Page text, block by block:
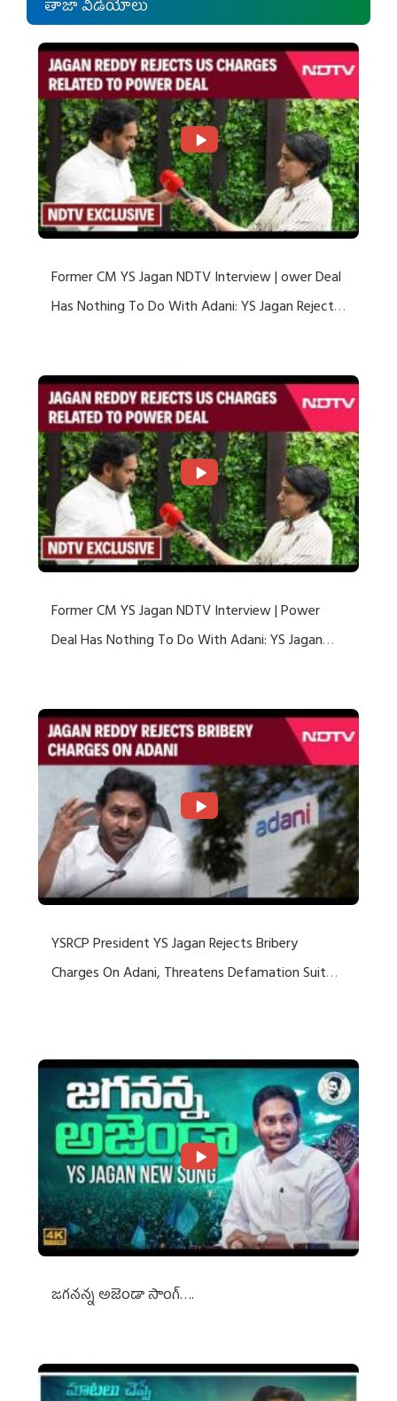
తాజా వీడియోలు
Former CM YS Jagan NDTV Interview | ower Deal
Has Nothing To Do With Adani: YS Jagan Rejects
Former CM YS Jagan NDTV Interview | Power
Deal Has Nothing To Do With Adani: YS Jagan
YSRCP President YS Jagan Rejects Bribery
Charges On Adani, Threatens Defamation Suit
జగనన్న అజెండా సాంగ్….